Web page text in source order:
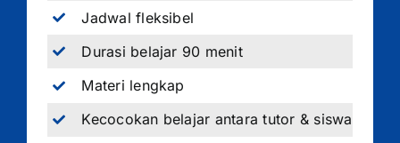
Jadwal fleksibel
Durasi belajar 90 menit
Materi lengkap
Kecocokan belajar antara tutor & siswa